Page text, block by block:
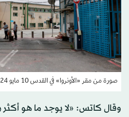
صورة من مقر «الأونروا» في القدس 10 مايو 2024 (رويترز)
وقال كاتس: «لا يوجد ما هو أكثر